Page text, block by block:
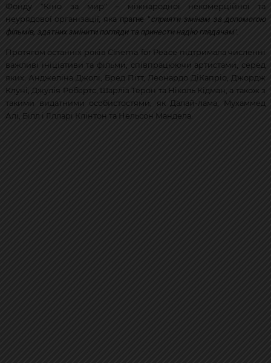
Фонду "Кіно за мир" – міжнародної некомерційної та
неурядової організації, яка прагне "сприяти змінам за допомогою
фільмів, здатних змінити погляди та принести надію глядачам".
Протягом останніх років Cinema for Peace підтримала численні
важливі ініціативи та фільми, співпрацюючи артистами, серед
яких: Анджеліна Джолі, Бред Пітт, Леонардо ДіКапріо, Джордж
Клуні, Джулія Робертс, Шарліз Терон та Ніколь Кідман, а також з
такими видатними особистостями, як Далай-лама, Мухаммед
Алі, Білл і Гілларі Клінтон та Нельсон Мандела.